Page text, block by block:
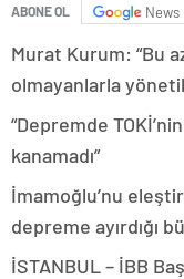
ABONE OL News
Murat Kurum: “Bu
olmayanlarla
“Depremde
kanamadı”
İmamoğlu’nu
depreme ayırdığı
İSTANBUL – İBB